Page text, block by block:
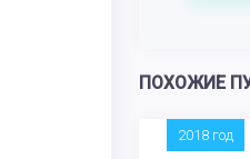
ПОХОЖИЕ
2018 год